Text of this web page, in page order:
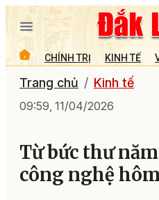
CHÍNH TRỊ KINH TẾ
Trang chủ Kinh tế
09:59, 11/04/2026
Từ bức thư
công nghệ